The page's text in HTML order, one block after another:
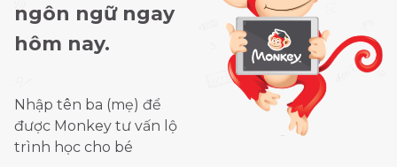
ngôn ngữ ngay
hôm nay.
Nhập tên ba (mẹ) để
được Monkey tư vấn lộ
trình học cho bé